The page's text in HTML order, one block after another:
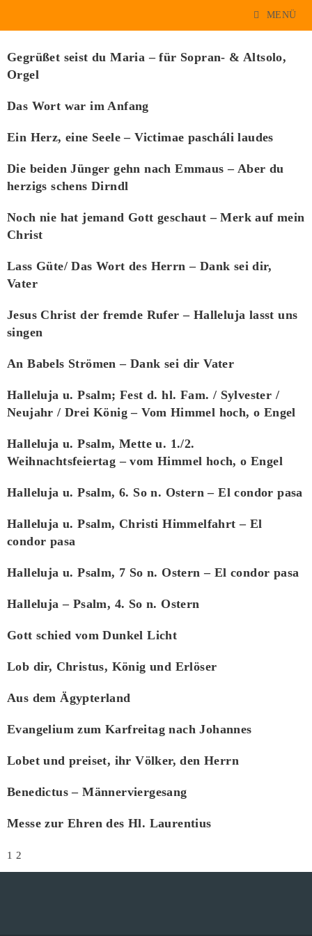
MENÜ
Gegrüßet seist du Maria – für Sopran- & Altsolo,
Orgel
Das Wort war im Anfang
Ein Herz, eine Seele – Victimae pascháli laudes
Die beiden Jünger gehn nach Emmaus – Aber du
herzigs schens Dirndl
Noch nie hat jemand Gott geschaut – Merk auf mein
Christ
Lass Güte/ Das Wort des Herrn – Dank sei dir,
Vater
Jesus Christ der fremde Rufer – Halleluja lasst uns
singen
An Babels Strömen – Dank sei dir Vater
Halleluja u. Psalm; Fest d. hl. Fam. / Sylvester /
Neujahr / Drei König – Vom Himmel hoch, o Engel
Halleluja u. Psalm, Mette u. 1./2.
Weihnachtsfeiertag – vom Himmel hoch, o Engel
Halleluja u. Psalm, 6. So n. Ostern – El condor pasa
Halleluja u. Psalm, Christi Himmelfahrt – El
condor pasa
Halleluja u. Psalm, 7 So n. Ostern – El condor pasa
Halleluja – Psalm, 4. So n. Ostern
Gott schied vom Dunkel Licht
Lob dir, Christus, König und Erlöser
Aus dem Ägypterland
Evangelium zum Karfreitag nach Johannes
Lobet und preiset, ihr Völker, den Herrn
Benedictus – Männerviergesang
Messe zur Ehren des Hl. Laurentius
1 2